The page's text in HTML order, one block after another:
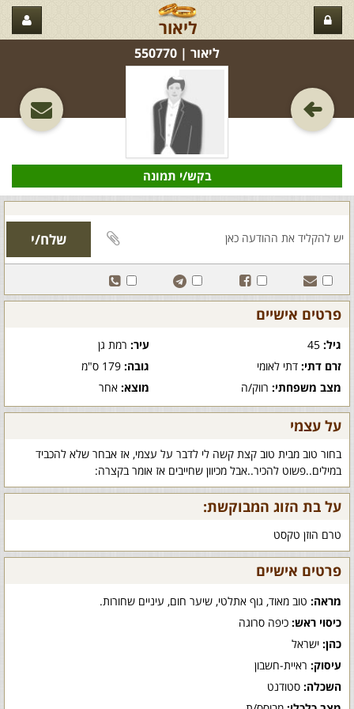
ליאור
ליאור‏ | 550770
בקש/י תמונה
פרטים אישיים
גיל: עיר:רמת גן
זרם דתי: דתי לאומי גובה:179 ס"מ
מצב משפחתי: רווק/ה מוצא:אחר
על עצמי
בחור טוב מבית טוב קצת קשה לי לדבר על עצמי, אז אבחר שלא להכביד
במילים..פשוט להכיר..אבל מכיוון שחייבים אז אומר בקצרה:
על בת הזוג המבוקשת:
טרם הוזן טקסט
פרטים אישיים
מראה: טוב מאוד, גוף אתלטי, שיער חום, עיניים שחורות.
כיסוי ראש: כיפה סרוגה
כהן: ישראל
עיסוק: ראיית-חשבון
השכלה: סטודנט